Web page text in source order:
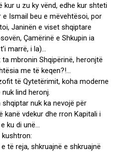
kur u zu ky vënd, edhe kur shteti
Ismail beu e mëvehtësoi, por
Janinën e viset shqiptare
Çamërinë e Shkupin ia
marrë, i la)…
mbronin Shqipërinë, heronjtë
me të keqen?!…
të Qytetërimit, koha moderne
lind heronj.
shqiptar nuk ka nevojë për
kanë vdekur dhe rron Kapitali i
ku di unë…
kushtron:
të reja, shkruajnë e shkruajnë